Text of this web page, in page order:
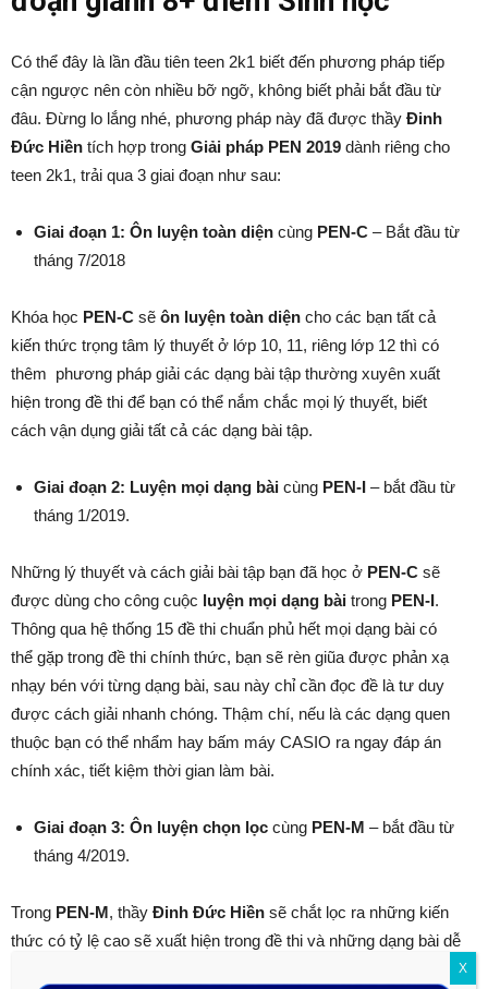
Có thể đây là lần đầu tiên teen 2k1 biết đến phương pháp tiếp
cận ngược nên còn nhiều bỡ ngỡ, không biết phải bắt đầu từ
đâu. Đừng lo lắng nhé, phương pháp này đã được thầy Đinh
Đức Hiền tích hợp trong Giải pháp PEN 2019 dành riêng cho
teen 2k1, trải qua 3 giai đoạn như sau:
Giai đoạn 1: Ôn luyện toàn diện cùng PEN-C – Bắt đầu từ
tháng 7/2018
Khóa học PEN-C sẽ ôn luyện toàn diện cho các bạn tất cả
kiến thức trọng tâm lý thuyết ở lớp 10, 11, riêng lớp 12 thì có
thêm phương pháp giải các dạng bài tập thường xuyên xuất
hiện trong đề thi để bạn có thể nắm chắc mọi lý thuyết, biết
cách vận dụng giải tất cả các dạng bài tập.
Giai đoạn 2: Luyện mọi dạng bài cùng PEN-I – bắt đầu từ
tháng 1/2019.
Những lý thuyết và cách giải bài tập bạn đã học ở PEN-C sẽ
được dùng cho công cuộc luyện mọi dạng bài trong PEN-I.
Thông qua hệ thống 15 đề thi chuẩn phủ hết mọi dạng bài có
thể gặp trong đề thi chính thức, bạn sẽ rèn giũa được phản xạ
nhạy bén với từng dạng bài, sau này chỉ cần đọc đề là tư duy
được cách giải nhanh chóng. Thậm chí, nếu là các dạng quen
thuộc bạn có thể nhẩm hay bấm máy CASIO ra ngay đáp án
chính xác, tiết kiệm thời gian làm bài.
Giai đoạn 3: Ôn luyện chọn lọc cùng PEN-M – bắt đầu từ
tháng 4/2019.
Trong PEN-M, thầy Đinh Đức Hiền sẽ chắt lọc ra những kiến
thức có tỷ lệ cao sẽ xuất hiện trong đề thi và những dạng bài dễ
X